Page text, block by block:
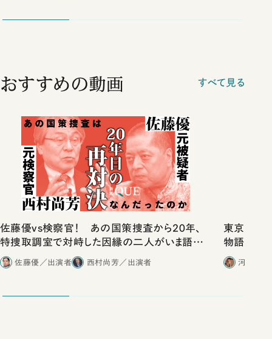
おすすめの動画 すべて見る
佐藤優vs検察官！ あの国策捜査から20年、
特捜取調室で対峙した因縁の二人がいま語り
合ったこと
佐藤優／出演者 西村尚芳／出演者
東京は都
物語」に
河野有